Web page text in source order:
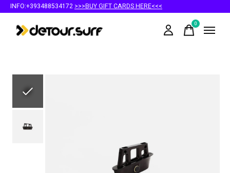
INFO:+393488534172 >>>BUY GIFT CARDS HERE<<<
0items